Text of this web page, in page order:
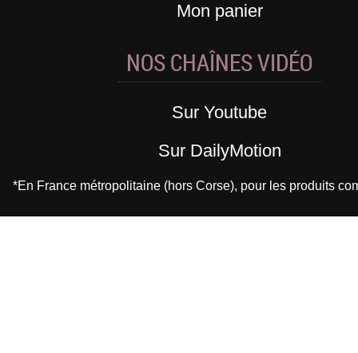
Mon panier
NOS CHAÎNES VIDÉO
Sur Youtube
Sur DailyMotion
*En France métropolitaine (hors Corse), pour les produits